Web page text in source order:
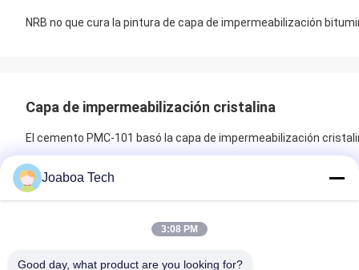
NRB no que cura la pintura de capa de impermeabilización
Capa de impermeabilización cristalina
El cemento PMC-101 basó la capa de impermeabilización
Joaboa Tech
3:08 PM
Good day, what product are you looking for?